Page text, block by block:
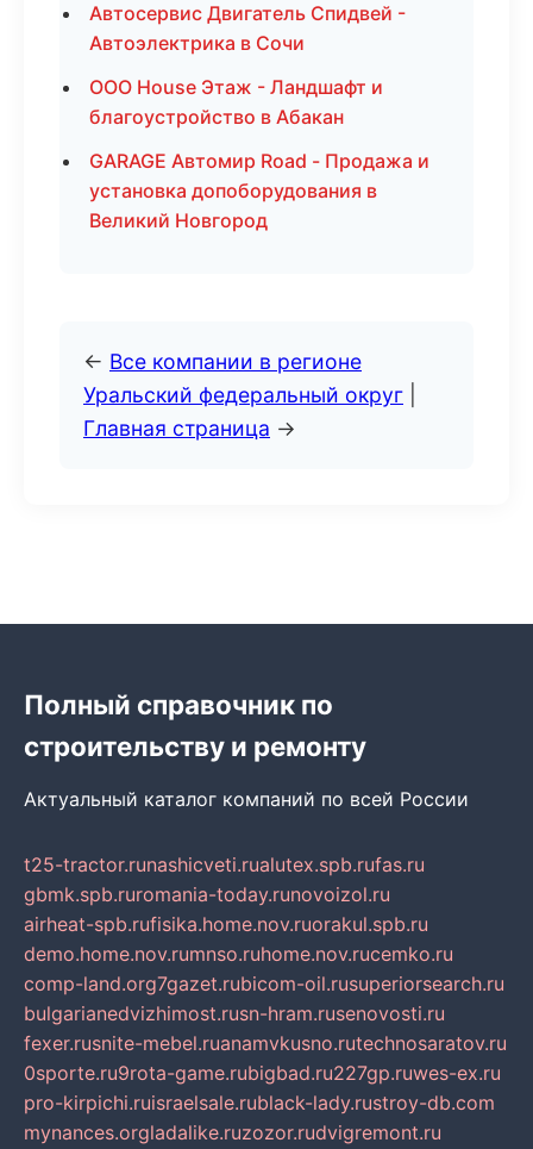
Автосервис Двигатель Спидвей -
Автоэлектрика в Сочи
ООО House Этаж - Ландшафт и
благоустройство в Абакан
GARAGE Автомир Road - Продажа и
установка допоборудования в
Великий Новгород
← Все компании в регионе
Уральский федеральный округ
Главная страница →
Полный справочник по
строительству и ремонту
Актуальный каталог компаний по всей России
t25-tractor.runashicveti.rualutex.spb.rufas.ru
gbmk.spb.ruromania-today.runovoizol.ru
airheat-spb.rufisika.home.nov.ruorakul.spb.ru
demo.home.nov.rumnso.ruhome.nov.rucemko.ru
comp-land.org7gazet.rubicom-oil.rusuperiorsearch.ru
bulgarianedvizhimost.rusn-hram.rusenovosti.ru
fexer.rusnite-mebel.ruanamvkusno.rutechnosaratov.ru
0sporte.ru9rota-game.rubigbad.ru227gp.ruwes-ex.ru
pro-kirpichi.ruisraelsale.rublack-lady.rustroy-db.com
mynances.orgladalike.ruzozor.rudvigremont.ru